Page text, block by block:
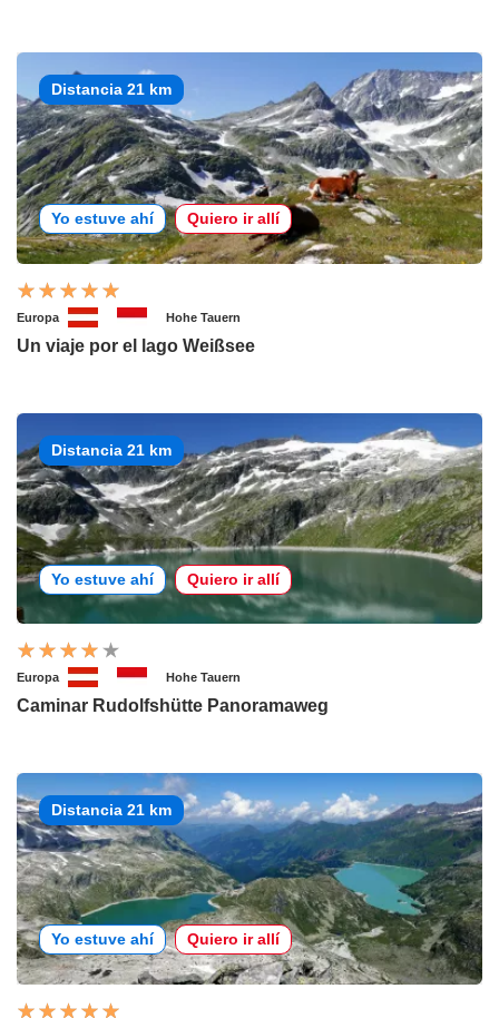
Distancia 21 km
Yo estuve ahí Quiero ir allí
Europa Hohe Tauern
Un viaje por el lago Weißsee
Distancia 21 km
Yo estuve ahí Quiero ir allí
Europa Hohe Tauern
Caminar Rudolfshütte Panoramaweg
Distancia 21 km
Yo estuve ahí Quiero ir allí